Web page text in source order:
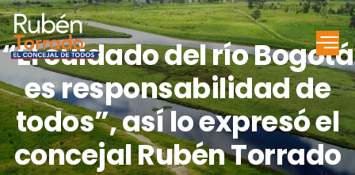
“El cuidado del río Bogotá
es responsabilidad de
todos”, así lo expresó el
concejal Rubén Torrado